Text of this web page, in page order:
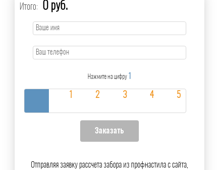
Итого: 0 руб.
Нажмите на цифру 1
Отправляя заявку рассчета забора из профнастила с сайта,